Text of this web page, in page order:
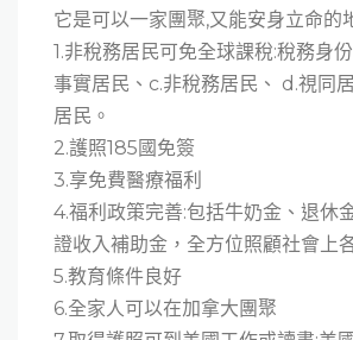
它是可以一家團聚,又能安身立命的
1.非稅務居民可免全球課稅:稅務身
事實居民、c.非稅務居民、 d.視同
居民。
2.護照185國免簽
3.享免費醫療福利
4.福利政策完善:包括牛奶金、退休
證收入補助金，全方位照顧社會上
5.教育條件良好
6.全家人可以在加拿大團聚